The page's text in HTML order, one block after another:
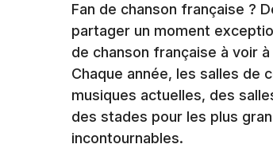
Fan de chanson française ?
partager un moment
de chanson française à voir à
Chaque année, les salles de
musiques actuelles, des
des stades pour les plus
incontournables.